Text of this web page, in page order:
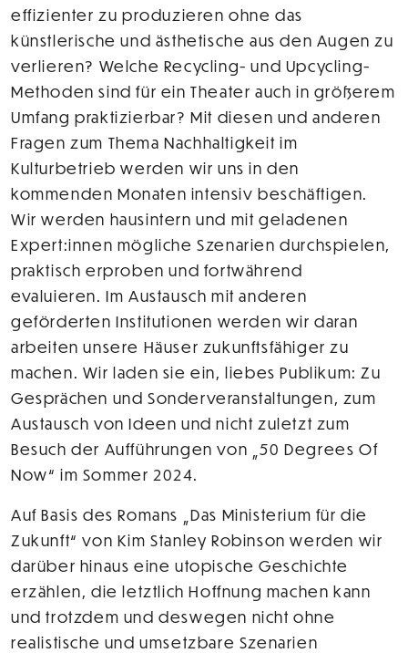
effizienter zu produzieren ohne das
künstlerische und ästhetische aus den Augen zu
verlieren? Welche Recycling- und Upcycling-
Methoden sind für ein Theater auch in größerem
Umfang praktizierbar? Mit diesen und anderen
Fragen zum Thema Nachhaltigkeit im
Kulturbetrieb werden wir uns in den
kommenden Monaten intensiv beschäftigen.
Wir werden hausintern und mit geladenen
Expert:innen mögliche Szenarien durchspielen,
praktisch erproben und fortwährend
evaluieren. Im Austausch mit anderen
geförderten Institutionen werden wir daran
arbeiten unsere Häuser zukunftsfähiger zu
machen. Wir laden sie ein, liebes Publikum: Zu
Gesprächen und Sonderveranstaltungen, zum
Austausch von Ideen und nicht zuletzt zum
Besuch der Aufführungen von „50 Degrees Of
Now“ im Sommer 2024.
Auf Basis des Romans „Das Ministerium für die
Zukunft“ von Kim Stanley Robinson werden wir
darüber hinaus eine utopische Geschichte
erzählen, die letztlich Hoffnung machen kann
und trotzdem und deswegen nicht ohne
realistische und umsetzbare Szenarien